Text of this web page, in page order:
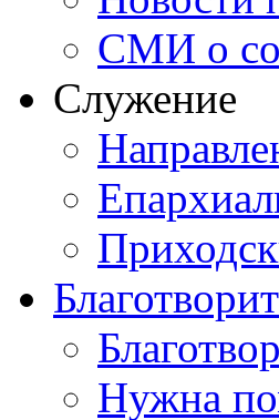
СМИ о
Служение
Нужна